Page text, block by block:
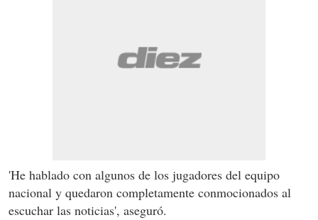
'He hablado con algunos de los jugadores del equipo
nacional y quedaron completamente conmocionados al
escuchar las noticias', aseguró.